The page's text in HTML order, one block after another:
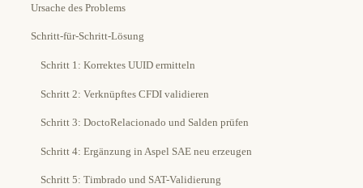
Ursache des Problems
Schritt-für-Schritt-Lösung
Schritt 1: Korrektes UUID ermitteln
Schritt 2: Verknüpftes CFDI validieren
Schritt 3: DoctoRelacionado und Salden prüfen
Schritt 4: Ergänzung in Aspel SAE neu erzeugen
Schritt 5: Timbrado und SAT-Validierung